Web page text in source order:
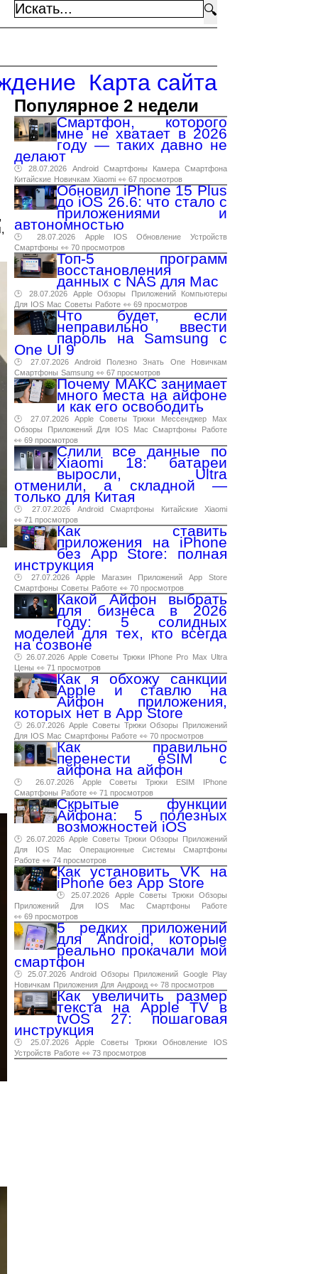
🔍
Карта сайта
,
Популярное 2 недели
Смартфон, которого
мне не хватает в 2026
году — таких давно не
делают
🕑 28.07.2026 Android Смартфоны Камера Смартфона
Китайские Новичкам Xiaomi 👀 67 просмотров
Обновил iPhone 15 Plus
до iOS 26.6: что стало с
приложениями и
автономностью
🕑 28.07.2026 Apple IOS Обновление
Устройств
Смартфоны 👀 70 просмотров
Топ-5 программ
восстановления
данных с NAS для Mac
🕑 28.07.2026 Apple Обзоры Приложений
Компьютеры
Для IOS Mac Советы Работе 👀 69 просмотров
Что будет, если
неправильно ввести
пароль на Samsung с
One UI 9
🕑 27.07.2026 Android Полезно Знать One
Новичкам
Смартфоны Samsung 👀 67 просмотров
Почему МАКС занимает
много места на айфоне
и как его освободить
🕑 27.07.2026 Apple Советы Трюки Мессенджер
Max
Обзоры
Приложений Для IOS Mac Смартфоны
Работе
👀 69 просмотров
Слили все данные по
Xiaomi 18: батареи
выросли, Ultra
отменили, а складной —
только для Китая
🕑 27.07.2026 Android Смартфоны Китайские
Xiaomi
👀 71 просмотров
Как ставить
приложения на iPhone
без App Store: полная
инструкция
🕑 27.07.2026 Apple Магазин Приложений App
Store
Смартфоны Советы Работе 👀 70 просмотров
Какой Айфон выбрать
для бизнеса в 2026
году: 5 солидных
моделей для тех, кто всегда
на созвоне
🕑 26.07.2026 Apple Советы Трюки IPhone Pro Max Ultra
Цены 👀 71 просмотров
Как я обхожу санкции
Apple и ставлю на
Айфон приложения,
которых нет в App Store
🕑 26.07.2026 Apple Советы Трюки Обзоры
Приложений
Для IOS Mac Смартфоны Работе 👀 70 просмотров
Как правильно
перенести eSIM с
айфона на айфон
🕑 26.07.2026 Apple Советы Трюки ESIM
IPhone
Смартфоны Работе 👀 71 просмотров
Скрытые функции
Айфона: 5 полезных
возможностей iOS
🕑 26.07.2026 Apple Советы Трюки Обзоры
Приложений
Для
IOS Mac Операционные Системы
Смартфоны
Работе 👀 74 просмотров
Как установить VK на
iPhone без App Store
🕑 25.07.2026 Apple Советы Трюки Обзоры
Приложений
Для IOS Mac Смартфоны
Работе
👀 69 просмотров
5 редких приложений
для Android, которые
реально прокачали мой
смартфон
🕑 25.07.2026 Android Обзоры Приложений Google
Play
Новичкам Приложения Для Андроид 👀 78 просмотров
Как увеличить размер
текста на Apple TV в
tvOS 27: пошаговая
инструкция
🕑 25.07.2026 Apple Советы Трюки Обновление
IOS
Устройств Работе 👀 73 просмотров